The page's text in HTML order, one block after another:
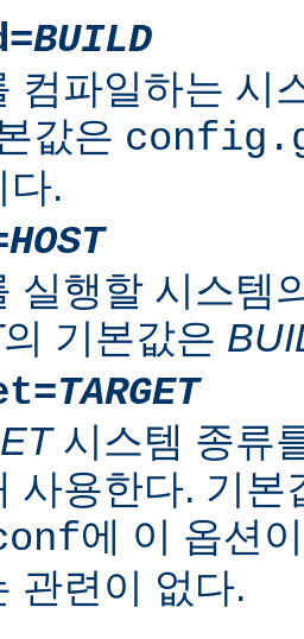
BUILD
컴파일하는 시
값은
다.
HOST
실행할 시스템
의 기본값은
TARGET
시스템 종류
사용한다. 기
에 이 옵션
관련이 없다.